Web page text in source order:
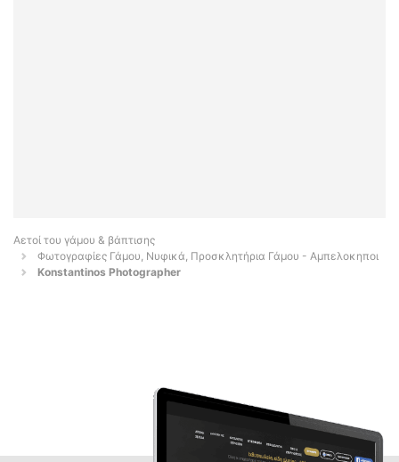
Αετοί του γάμου & βάπτισης
Φωτογραφίες Γάμου, Νυφικά, Προσκλητήρια Γάμου - Αμπελοκηποι
Konstantinos Photographer